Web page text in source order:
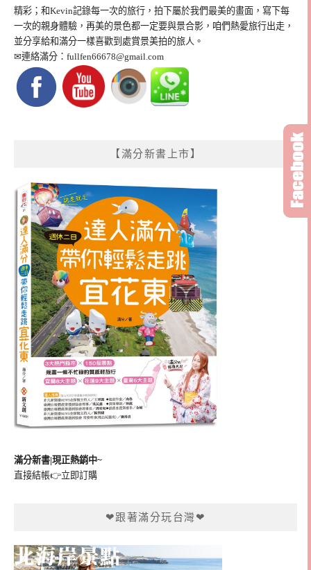
精彩；和Kevin記錄每一次的旅行，拍下屬於我們最美的畫面，寫下每
一次的親身體驗，再美的景色都一定要與景合影，咱們熱愛旅行出走，
並分享給和滿分一樣喜歡到處賞景美拍的旅人。
✉連絡滿分： fullfen66678@gmail.com
【滿分新書上市】
滿分新書|現正熱銷中~
直接結帳👉立即訂購
❤跟著滿分玩台灣❤